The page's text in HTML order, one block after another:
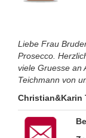
Liebe Frau
Prosecco.
viele Gruesse an
Teichmann von
Christian&Karin